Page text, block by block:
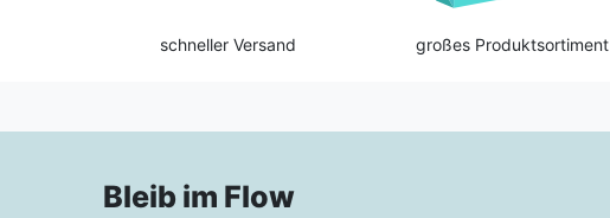
schneller Versand großes Produktsortiment
Bleib im Flow